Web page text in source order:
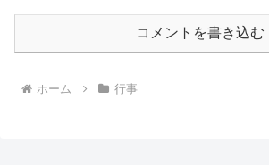
コメントを書き込む
ホーム 行事